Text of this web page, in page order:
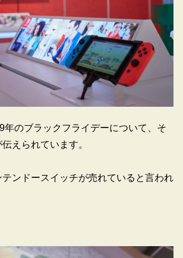
のブラックフライデーについて、そ
えられています。
ンドースイッチが売れていると言われ